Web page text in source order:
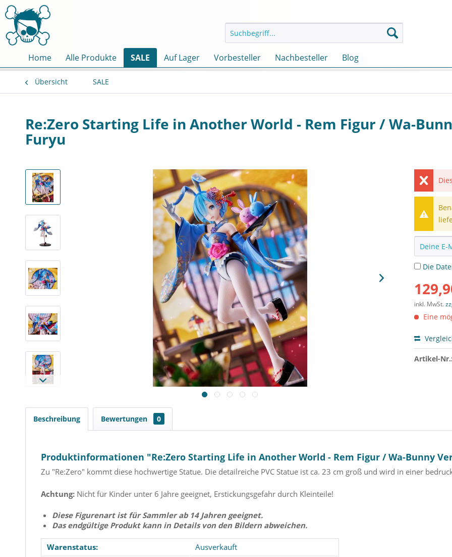
Home Alle Produkte SALE Auf Lager Vorbesteller Nachbesteller Blog
Übersicht SALE
Re:Zero Starting Life in Another World - Rem Figur / Wa-
Furyu
Die
inkl. MwSt.
Eine
Artikel-Nr.:
Beschreibung Bewertungen 0
Produktinformationen "Re:Zero Starting Life in Another World - Rem Figur / Wa-Bunny
Zu "Re:Zero" kommt diese hochwertige Statue. Die detailreiche PVC Statue ist ca. 23 cm groß und wird in einer
Achtung: Nicht für Kinder unter 6 Jahre geeignet, Erstickungsgefahr durch Kleinteile!
Diese Figurenart ist für Sammler ab 14 Jahren geeignet.
Das endgültige Produkt kann in Details von den Bildern abweichen.
Warenstatus:
Ausverkauft